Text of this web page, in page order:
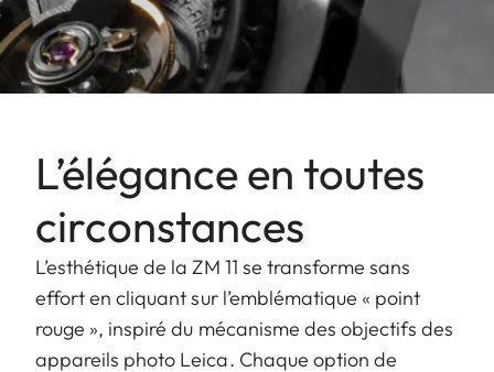
L’élégance en toutes
circonstances
L’esthétique de la ZM 11 se transforme sans
effort en cliquant sur l’emblématique « point
rouge », inspiré du mécanisme des objectifs des
appareils photo Leica. Chaque option de